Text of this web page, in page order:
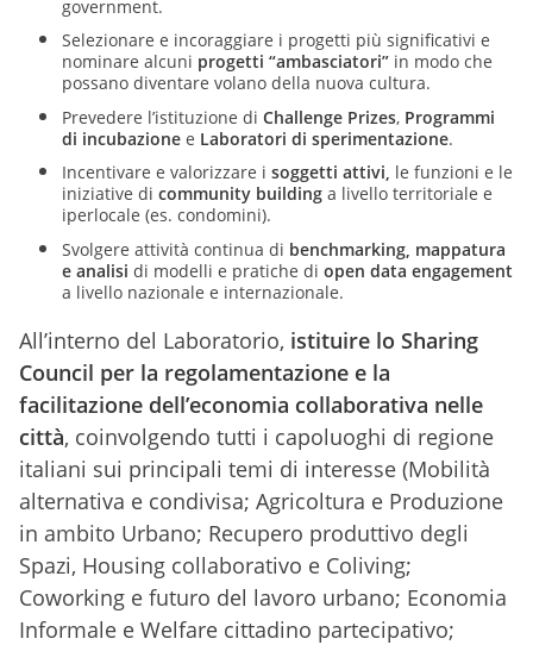
government.
Selezionare e incoraggiare i progetti più significativi e
nominare alcuni progetti “ambasciatori” in modo che
possano diventare volano della nuova cultura.
Prevedere l’istituzione di Challenge Prizes, Programmi
di incubazione e Laboratori di sperimentazione.
Incentivare e valorizzare i soggetti attivi, le funzioni e le
iniziative di community building a livello territoriale e
iperlocale (es. condomini).
Svolgere attività continua di benchmarking, mappatura
e analisi di modelli e pratiche di open data engagement
a livello nazionale e internazionale.
All’interno del Laboratorio, istituire lo Sharing
Council per la regolamentazione e la
facilitazione dell’economia collaborativa nelle
città, coinvolgendo tutti i capoluoghi di regione
italiani sui principali temi di interesse (Mobilità
alternativa e condivisa; Agricoltura e Produzione
in ambito Urbano; Recupero produttivo degli
Spazi, Housing collaborativo e Coliving;
Coworking e futuro del lavoro urbano; Economia
Informale e Welfare cittadino partecipativo;